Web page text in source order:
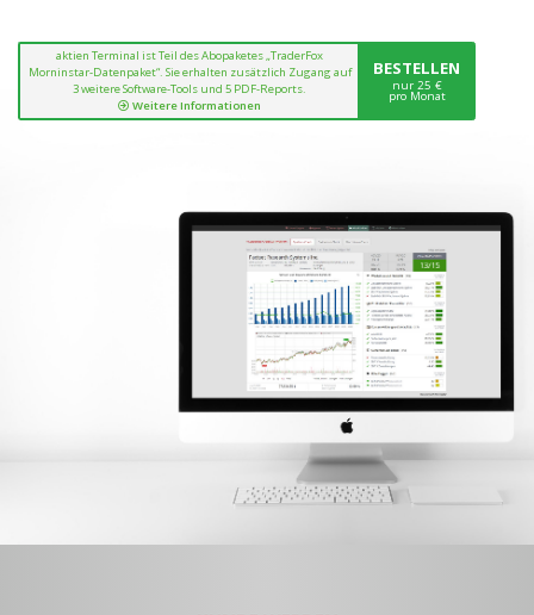
aktien Terminal ist Teil des Abopaketes „TraderFox
Morninstar-Datenpaket“. Sie erhalten zusätzlich Zugang auf
3 weitere Software-Tools und 5 PDF-Reports.
Weitere Informationen
BESTELLEN
nur 25 €
pro Monat